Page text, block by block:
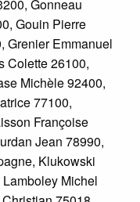
Gonneau
Gouin Pierre
Grenier Emmanuel
Colette 26100,
Michèle 92400,
77100,
Françoise
Jean 78990,
Klukowski
Michel